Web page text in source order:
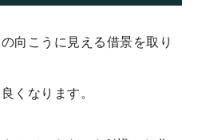
向こうに見える借景を取り
くなります。